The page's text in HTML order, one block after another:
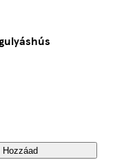
Hozzáad